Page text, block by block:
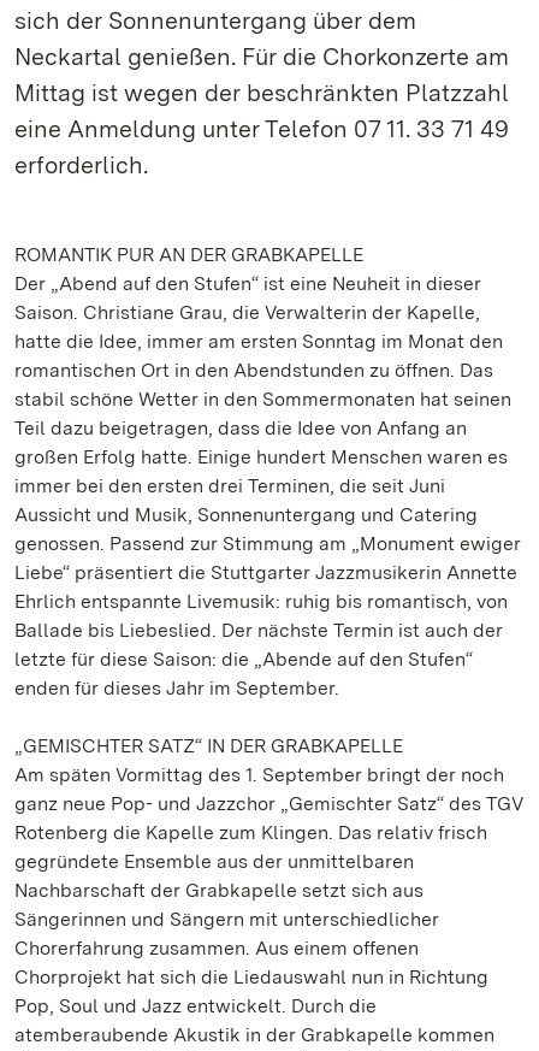
sich der Sonnenuntergang über dem
Neckartal genießen. Für die Chorkonzerte am
Mittag ist wegen der beschränkten Platzzahl
eine Anmeldung unter Telefon 07 11. 33 71 49
erforderlich.
ROMANTIK PUR AN DER GRABKAPELLE
Der „Abend auf den Stufen“ ist eine Neuheit in dieser
Saison. Christiane Grau, die Verwalterin der Kapelle,
hatte die Idee, immer am ersten Sonntag im Monat den
romantischen Ort in den Abendstunden zu öffnen. Das
stabil schöne Wetter in den Sommermonaten hat seinen
Teil dazu beigetragen, dass die Idee von Anfang an
großen Erfolg hatte. Einige hundert Menschen waren es
immer bei den ersten drei Terminen, die seit Juni
Aussicht und Musik, Sonnenuntergang und Catering
genossen. Passend zur Stimmung am „Monument ewiger
Liebe“ präsentiert die Stuttgarter Jazzmusikerin Annette
Ehrlich entspannte Livemusik: ruhig bis romantisch, von
Ballade bis Liebeslied. Der nächste Termin ist auch der
letzte für diese Saison: die „Abende auf den Stufen“
enden für dieses Jahr im September.
„GEMISCHTER SATZ“ IN DER GRABKAPELLE
Am späten Vormittag des 1. September bringt der noch
ganz neue Pop- und Jazzchor „Gemischter Satz“ des TGV
Rotenberg die Kapelle zum Klingen. Das relativ frisch
gegründete Ensemble aus der unmittelbaren
Nachbarschaft der Grabkapelle setzt sich aus
Sängerinnen und Sängern mit unterschiedlicher
Chorerfahrung zusammen. Aus einem offenen
Chorprojekt hat sich die Liedauswahl nun in Richtung
Pop, Soul und Jazz entwickelt. Durch die
atemberaubende Akustik in der Grabkapelle kommen